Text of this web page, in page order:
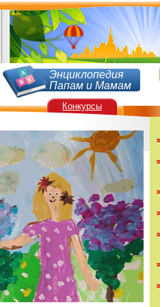
Энциклопедия
Папам и Мамам
Конкурсы